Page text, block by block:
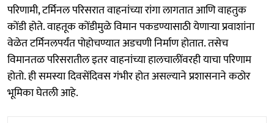
परिणामी, टर्मिनल परिसरात वाहनांच्या रांगा लागतात आणि वाहतुक
कोंडी होते. वाहतूक कोंडीमुळे विमान पकडण्यासाठी येणाऱ्या प्रवाशांना
वेळेत टर्मिनलपर्यंत पोहोचण्यात अडचणी निर्माण होतात. तसेच
विमानतळ परिसरातील इतर वाहनांच्या हालचालींवरही याचा परिणाम
होतो. ही समस्या दिवसेंदिवस गंभीर होत असल्याने प्रशासनाने कठोर
भूमिका घेतली आहे.